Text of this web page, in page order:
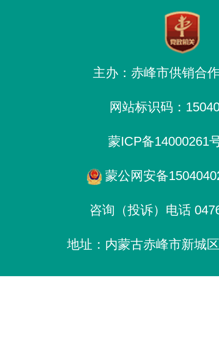
主办：赤峰市供销合
网站标识码：
蒙ICP备14000261
蒙公网安备
咨询（投诉）电话
地址：内蒙古赤峰市新城